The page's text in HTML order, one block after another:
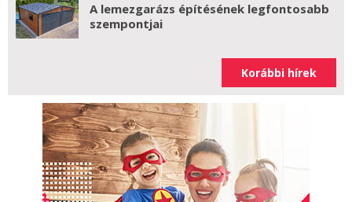
A lemezgarázs építésének legfontosabb
szempontjai
Korábbi hírek